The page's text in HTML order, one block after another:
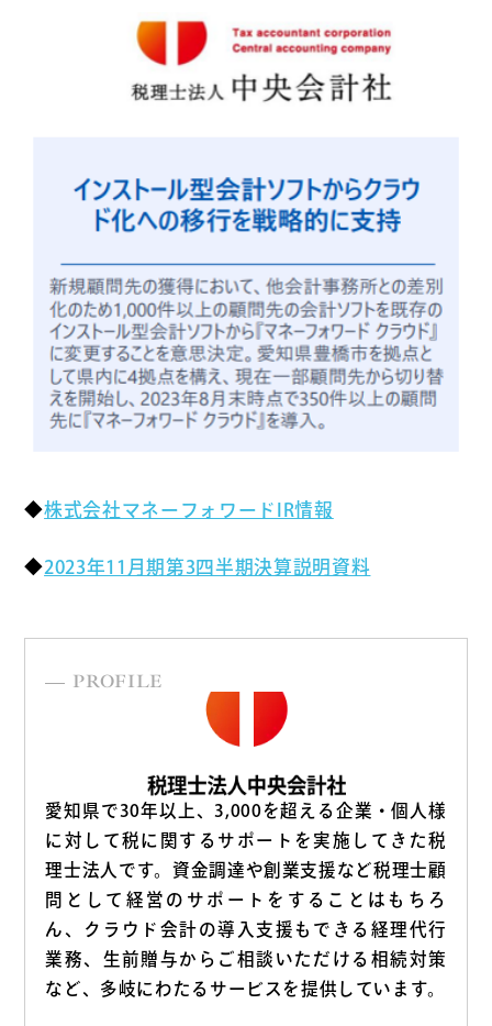
◆株式会社マネーフォワードIR情報
◆2023年11月期第3四半期決算説明資料
PROFILE
愛知県で30年以上、3,000を超える企業・個人様
に対して税に関するサポートを実施してきた税
理士法人です。資金調達や創業支援など税理士顧
問として経営のサポートをすることはもちろ
ん、クラウド会計の導入支援もできる経理代行
業務、生前贈与からご相談いただける相続対策
など、多岐にわたるサービスを提供しています。